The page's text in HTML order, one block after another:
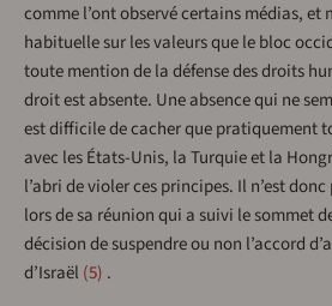
comme l’ont observé certains médias,
habituelle sur les valeurs que le bloc
toute mention de la défense des droits
droit est absente. Une absence qui ne
est difficile de cacher que pratiquement
avec les États-Unis, la Turquie et la
l’abri de violer ces principes. Il n’est
lors de sa réunion qui a suivi le sommet
décision de suspendre ou non l’accord
d’Israël 5 .